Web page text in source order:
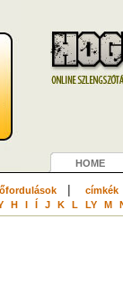
HOME
| címkék
H I Í J K L LY M